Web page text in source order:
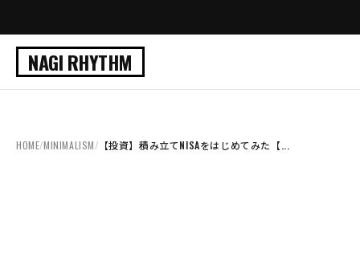
NAGI RHYTHM
HOME/MINIMALISM/ 【投資】積み立てNISAをはじめてみた【...